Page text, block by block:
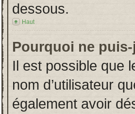
dessous.
Haut
Pourquoi ne
Il est possible que
nom d’utilisateur
également avoir